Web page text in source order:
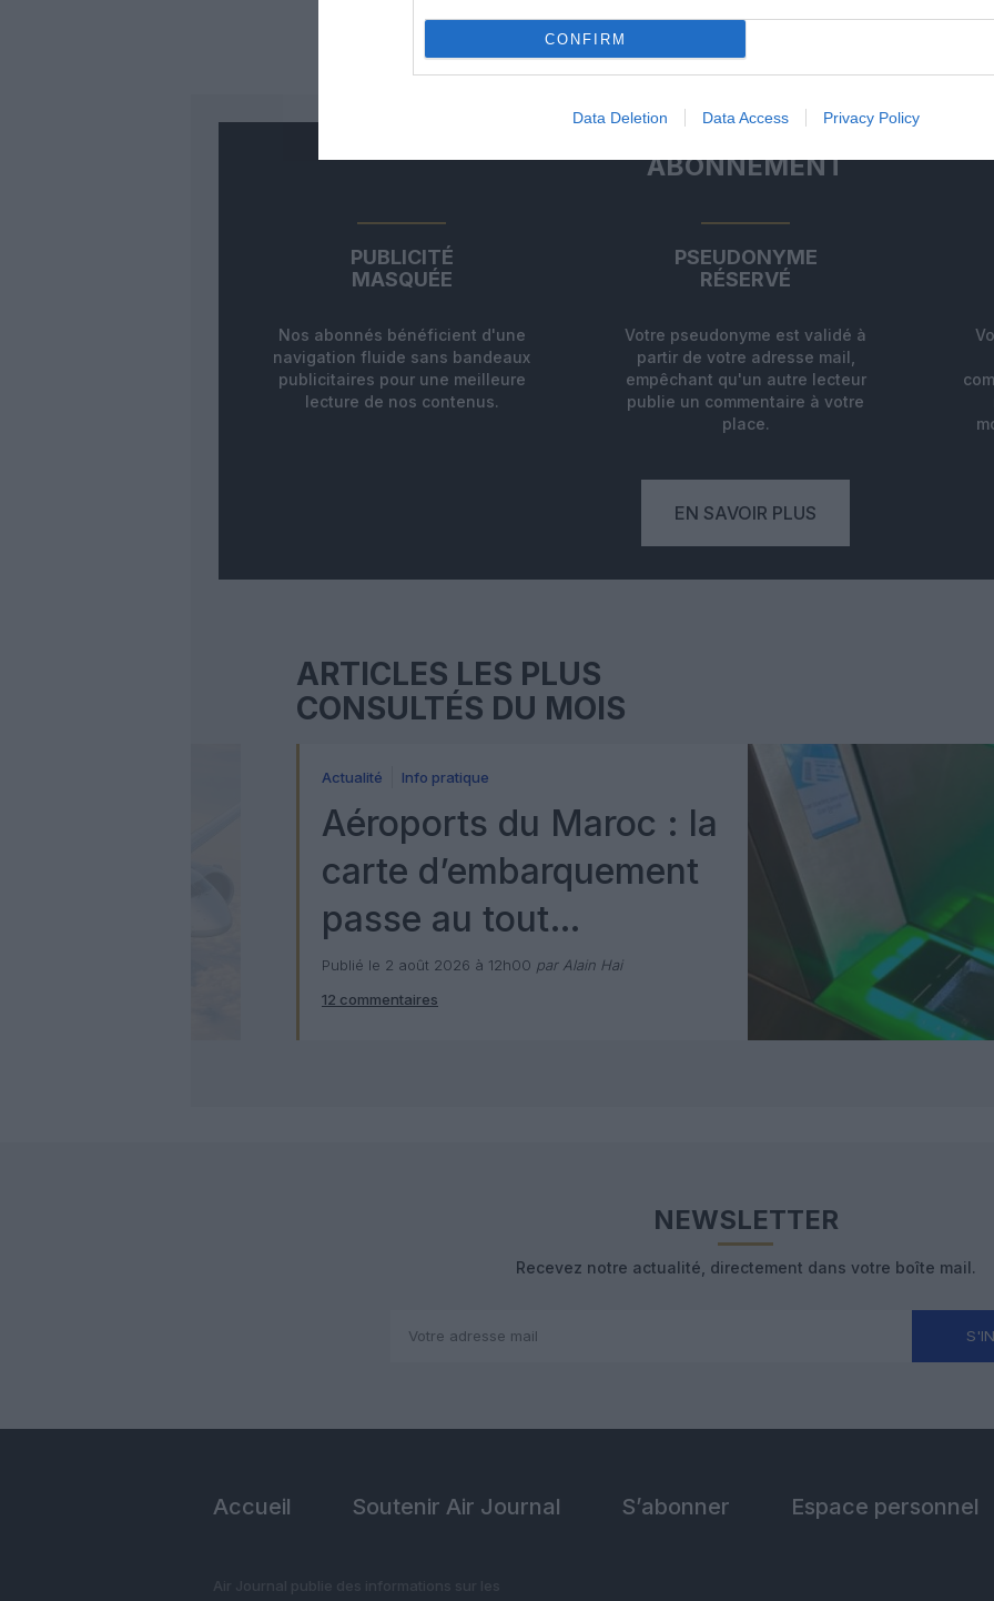
CONFIRM
Data Deletion Data Access Privacy Policy
ABONNEMENT
PUBLICITÉ
MASQUÉE
Nos abonnés bénéficient d'une
navigation fluide sans bandeaux
publicitaires pour une meilleure
lecture de nos contenus.
PSEUDONYME
RÉSERVÉ
Votre pseudonyme est validé à
partir de votre adresse mail,
empêchant qu'un autre lecteur
publie un commentaire à votre
place.
EN SAVOIR PLUS
ARTICLES LES PLUS
CONSULTÉS DU MOIS
Actualité Info pratique
Aéroports du Maroc : la
carte d’embarquement
passe au tout
numérique avec Pax
Check
Publié le 2 août 2026 à 12h00 par Alain Hai
12 commentaires
NEWSLETTER
Recevez notre actualité, directement dans votre boîte mail.
Accueil Soutenir Air Journal S’abonner Espace personnel